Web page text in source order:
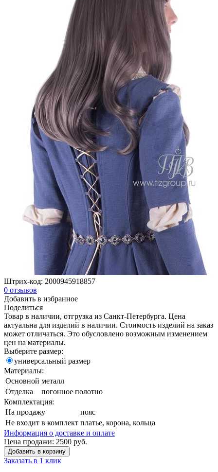
Штрих-код: 2000945918857
0 отзывов
Добавить в избранное
Поделиться
Товар в наличии, отгрузка из Санкт-Петербурга. Цена
актуальна для изделий в наличии. Стоимость изделий на заказ
может отличаться. Это обусловлено возможным изменением
цен на материалы.
Выберите размер:
универсальный размер
Материалы:
Основной металл
Отделка
погонное полотно
Комплектация:
На продажу
пояс
Не входит в комплект платье, корона, кольца
Информация о доставке и оплате
Цена продажи: 2500 руб.
Добавить в корзину
Заказать в 1 клик